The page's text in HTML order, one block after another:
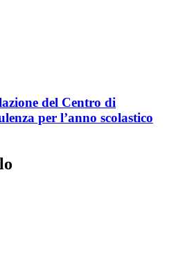
del Centro di
per l’anno scolastico